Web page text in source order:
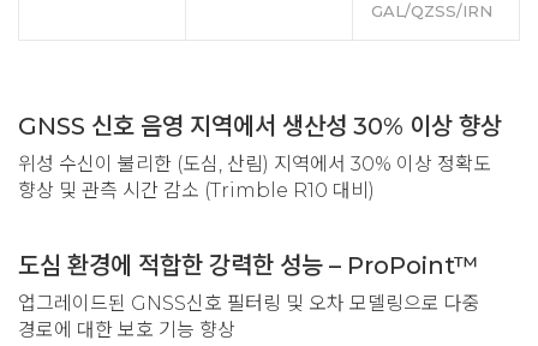
GAL/QZSS/IRN
GNSS 신호 음영 지역에서 생산성 30% 이상 향상
위성 수신이 불리한 (도심, 산림) 지역에서 30% 이상 정확도
향상 및 관측 시간 감소 (Trimble R10 대비)
도심 환경에 적합한 강력한 성능 – ProPoint™
업그레이드된 GNSS신호 필터링 및 오차 모델링으로 다중
경로에 대한 보호 기능 향상